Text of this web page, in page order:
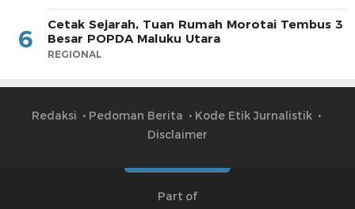
6
Cetak Sejarah, Tuan Rumah Morotai Tembus 3
Besar POPDA Maluku Utara
REGIONAL
Redaksi Pedoman Berita
Kode Etik Jurnalistik
Disclaimer
Part of